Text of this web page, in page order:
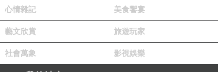
心情雜記 美食饗宴
藝文欣賞 旅遊玩家
社會萬象 影視娛樂